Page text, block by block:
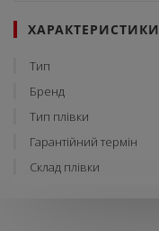
ХАРАКТЕРИСТИКИ
Тип
Бренд
Тип плівки
Гарантійний термін
Склад плівки